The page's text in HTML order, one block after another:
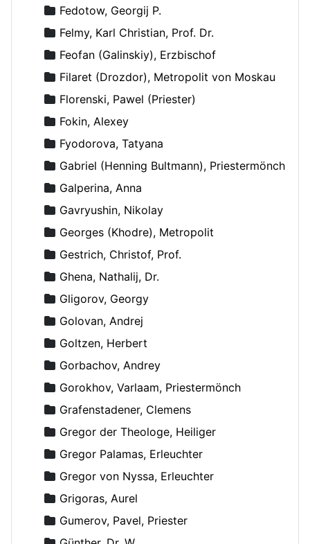
Fedotow, Georgij P.
Felmy, Karl Christian, Prof. Dr.
Feofan (Galinskiy), Erzbischof
Filaret (Drozdor), Metropolit von Moskau
Florenski, Pawel (Priester)
Fokin, Alexey
Fyodorova, Tatyana
Gabriel (Henning Bultmann), Priestermönch
Galperina, Anna
Gavryushin, Nikolay
Georges (Khodre), Metropolit
Gestrich, Christof, Prof.
Ghena, Nathalij, Dr.
Gligorov, Georgy
Golovan, Andrej
Goltzen, Herbert
Gorbachov, Andrey
Gorokhov, Varlaam, Priestermönch
Grafenstadener, Clemens
Gregor der Theologe, Heiliger
Gregor Palamas, Erleuchter
Gregor von Nyssa, Erleuchter
Grigoras, Aurel
Gumerov, Pavel, Priester